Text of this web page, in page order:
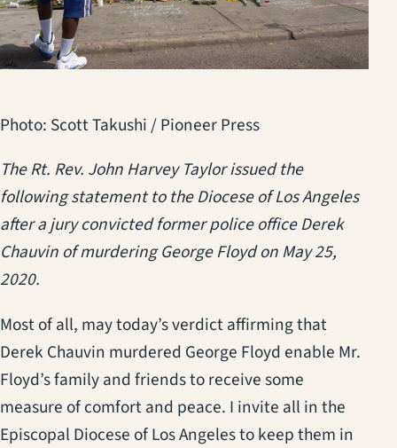
Photo: Scott Takushi / Pioneer Press
The Rt. Rev. John Harvey Taylor issued the
following statement to the Diocese of Los Angeles
after a jury convicted former police office Derek
Chauvin of murdering George Floyd on May 25,
2020.
Most of all, may today’s verdict affirming that
Derek Chauvin murdered George Floyd enable Mr.
Floyd’s family and friends to receive some
measure of comfort and peace. I invite all in the
Episcopal Diocese of Los Angeles to keep them in